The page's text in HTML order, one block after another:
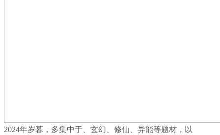
2024年岁暮，多集中于、玄幻、修仙、异能等题材，以